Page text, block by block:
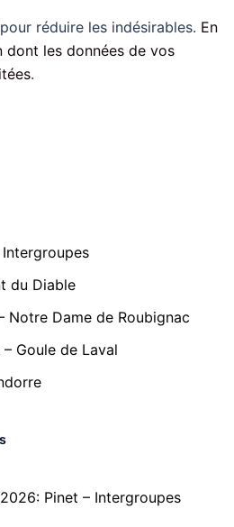
réduire les indésirables. En
dont les données de vos
.
du Diable
Notre Dame de Roubignac
Goule de Laval
Pinet – Intergroupes